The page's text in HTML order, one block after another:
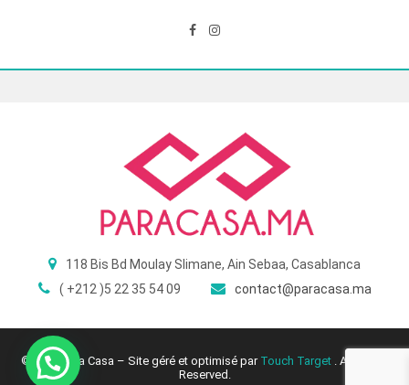
118 Bis Bd Moulay Slimane, Ain Sebaa, Casablanca
( +212 )5 22 35 54 09
contact@paracasa.ma
© 2025 Para Casa – Site géré et optimisé par Touch Target . All Rights
Reserved.